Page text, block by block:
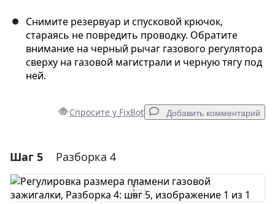
Снимите резервуар и спусковой крючок,
стараясь не повредить проводку. Обратите
внимание на черный рычаг газового регулятора
сверху на газовой магистрали и черную тягу под
ней.
Спросите у FixBot Добавить комментарий
Добавить комментарий
Добавить комментарий
Шаг 5 Разборка 4